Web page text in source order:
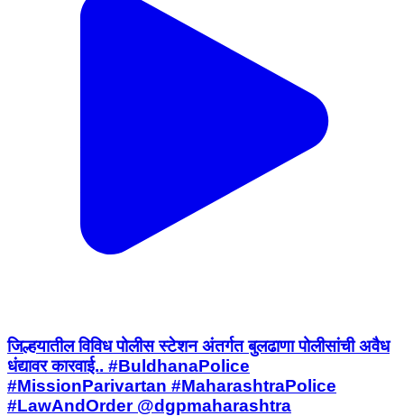
जिल्हयातील विविध पोलीस स्टेशन अंतर्गत बुलढाणा पोलीसांची अवैध
धंद्यावर कारवाई.. #BuldhanaPolice
#MissionParivartan #MaharashtraPolice
#LawAndOrder @dgpmaharashtra